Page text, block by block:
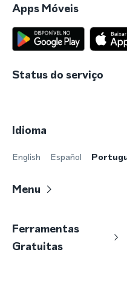
Apps Móveis
Status do serviço
Idioma
English Español
Menu
Ferramentas
Gratuitas